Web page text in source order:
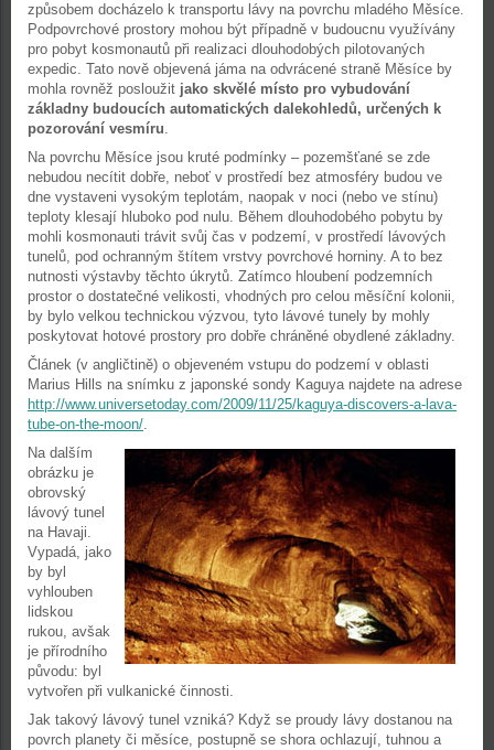
způsobem docházelo k transportu lávy na povrchu mladého Měsíce.
Podpovrchové prostory mohou být případně v budoucnu využívány
pro pobyt kosmonautů při realizaci dlouhodobých pilotovaných
expedic. Tato nově objevená jáma na odvrácené straně Měsíce by
mohla rovněž posloužit jako skvělé místo pro vybudování
základny budoucích automatických dalekohledů, určených k
pozorování vesmíru.
Na povrchu Měsíce jsou kruté podmínky – pozemšťané se zde
nebudou necítit dobře, neboť v prostředí bez atmosféry budou ve
dne vystaveni vysokým teplotám, naopak v noci (nebo ve stínu)
teploty klesají hluboko pod nulu. Během dlouhodobého pobytu by
mohli kosmonauti trávit svůj čas v podzemí, v prostředí lávových
tunelů, pod ochranným štítem vrstvy povrchové horniny. A to bez
nutnosti výstavby těchto úkrytů. Zatímco hloubení podzemních
prostor o dostatečné velikosti, vhodných pro celou měsíční kolonii,
by bylo velkou technickou výzvou, tyto lávové tunely by mohly
poskytovat hotové prostory pro dobře chráněné obydlené základny.
Článek (v angličtině) o objeveném vstupu do podzemí v oblasti
Marius Hills na snímku z japonské sondy Kaguya najdete na adrese
http://www.universetoday.com/2009/11/25/kaguya-discovers-a-lava-
tube-on-the-moon/.
Na dalším
obrázku je
obrovský
lávový tunel
na Havaji.
Vypadá, jako
by byl
vyhlouben
lidskou
rukou, avšak
je přírodního
původu: byl
vytvořen při vulkanické činnosti.
Jak takový lávový tunel vzniká? Když se proudy lávy dostanou na
povrch planety či měsíce, postupně se shora ochlazují, tuhnou a